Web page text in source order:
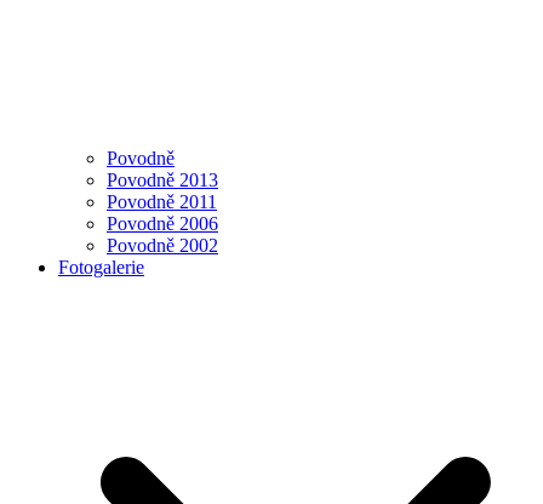
Povodně
Povodně 2013
Povodně 2011
Povodně 2006
Povodně 2002
Fotogalerie